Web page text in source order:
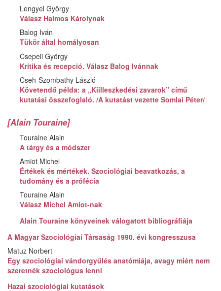
Lengyel György
Válasz Halmos Károlynak
Balog Iván
Tükör által homályosan
Csepeli György
Kritika és recepció. Válasz Balog Ivánnak
Cseh-Szombathy László
Követendő példa: a „Kiilleszkedési zavarok” című
kutatási összefoglaló. /A kutatást vezette Somlai Péter/
[Alain Touraine]
Touraine Alain
A tárgy és a módszer
Amiot Michel
Értékek és mértékek. Szociológiai beavatkozás, a
tudomány és a prófécia
Touraine Alain
Válasz Michel Amiot-nak
Alain Touraine könyveinek válogatott bibliográfiája
A Magyar Szociológiai Társaság 1990. évi kongresszusa
Matuz Norbert
Egy szociológiai vándorgyűlés anatómiája, avagy miért nem
szeretnék szociológus lenni
Hazai szociológiai kutatások